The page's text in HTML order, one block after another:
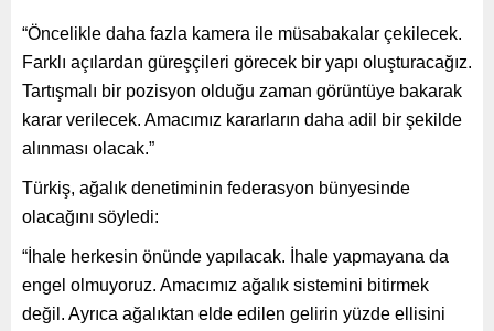
“Öncelikle daha fazla kamera ile müsabakalar çekilecek.
Farklı açılardan güreşçileri görecek bir yapı oluşturacağız.
Tartışmalı bir pozisyon olduğu zaman görüntüye bakarak
karar verilecek. Amacımız kararların daha adil bir şekilde
alınması olacak.”
Türkiş, ağalık denetiminin federasyon bünyesinde
olacağını söyledi:
“İhale herkesin önünde yapılacak. İhale yapmayana da
engel olmuyoruz. Amacımız ağalık sistemini bitirmek
değil. Ayrıca ağalıktan elde edilen gelirin yüzde ellisini